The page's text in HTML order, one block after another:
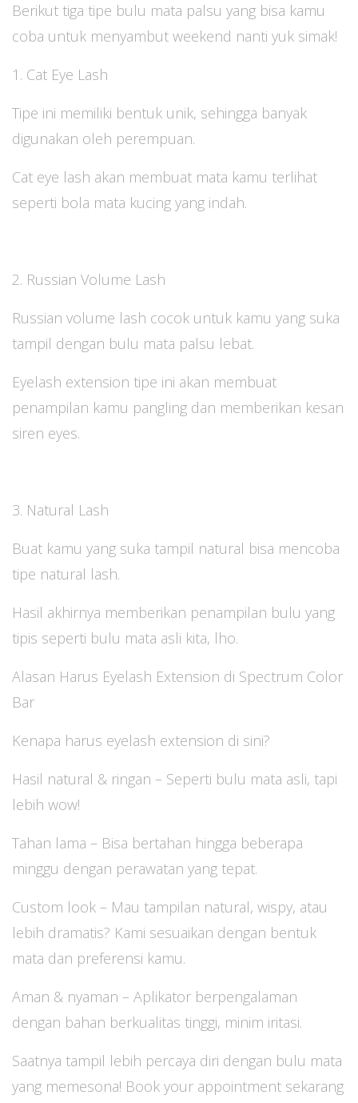
Berikut tiga tipe bulu mata palsu yang bisa kamu
coba untuk menyambut weekend nanti yuk simak!
1. Cat Eye Lash
Tipe ini memiliki bentuk unik, sehingga banyak
digunakan oleh perempuan.
Cat eye lash akan membuat mata kamu terlihat
seperti bola mata kucing yang indah.
2. Russian Volume Lash
Russian volume lash cocok untuk kamu yang suka
tampil dengan bulu mata palsu lebat.
Eyelash extension tipe ini akan membuat
penampilan kamu pangling dan memberikan kesan
siren eyes.
3. Natural Lash
Buat kamu yang suka tampil natural bisa mencoba
tipe natural lash.
Hasil akhirnya memberikan penampilan bulu yang
tipis seperti bulu mata asli kita, lho.
Alasan Harus Eyelash Extension di Spectrum Color
Bar
Kenapa harus eyelash extension di sini?
Hasil natural & ringan – Seperti bulu mata asli, tapi
lebih wow!
Tahan lama – Bisa bertahan hingga beberapa
minggu dengan perawatan yang tepat.
Custom look – Mau tampilan natural, wispy, atau
lebih dramatis? Kami sesuaikan dengan bentuk
mata dan preferensi kamu.
Aman & nyaman – Aplikator berpengalaman
dengan bahan berkualitas tinggi, minim iritasi.
Saatnya tampil lebih percaya diri dengan bulu mata
yang memesona! Book your appointment sekarang